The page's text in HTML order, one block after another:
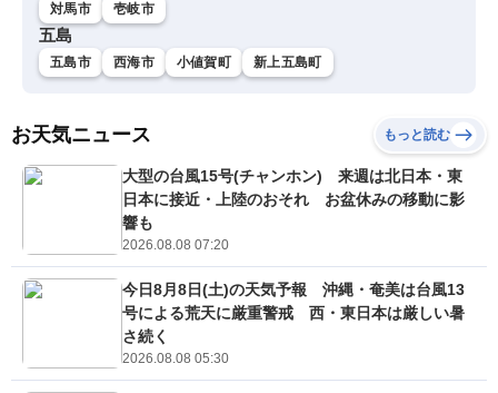
対馬市 壱岐市
五島
五島市 西海市 小値賀町 新上五島町
お天気ニュース もっと読む
大型の台風15号(チャンホン) 来週は北日本・東
日本に接近・上陸のおそれ お盆休みの移動に影
響も
2026.08.08 07:20
今日8月8日(土)の天気予報 沖縄・奄美は台風13
号による荒天に厳重警戒 西・東日本は厳しい暑
さ続く
2026.08.08 05:30